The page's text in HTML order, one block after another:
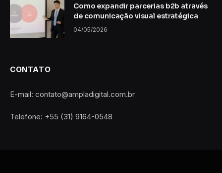
Como expandir parcerias b2b através
de comunicação visual estratégica
04/05/2026
CONTATO
E-mail: contato@ampladigital.com.br
Telefone: +55 (31) 9164-0548